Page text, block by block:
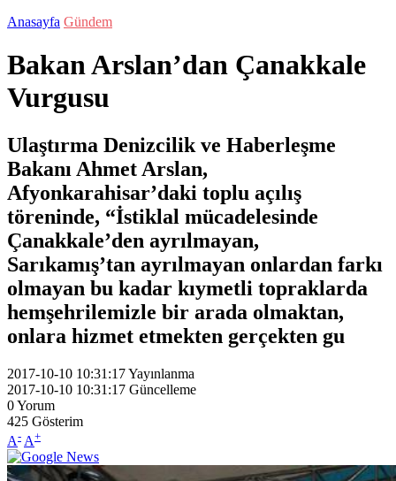
Anasayfa Gündem
Bakan Arslan’dan Çanakkale
Vurgusu
Ulaştırma Denizcilik ve Haberleşme
Bakanı Ahmet Arslan,
Afyonkarahisar’daki toplu açılış
töreninde, “İstiklal mücadelesinde
Çanakkale’den ayrılmayan,
Sarıkamış’tan ayrılmayan onlardan farkı
olmayan bu kadar kıymetli topraklarda
hemşehrilemizle bir arada olmaktan,
onlara hizmet etmekten gerçekten gu
2017-10-10 10:31:17Yayınlanma
2017-10-10 10:31:17 Güncelleme
0Yorum
425 Gösterim
A- A+